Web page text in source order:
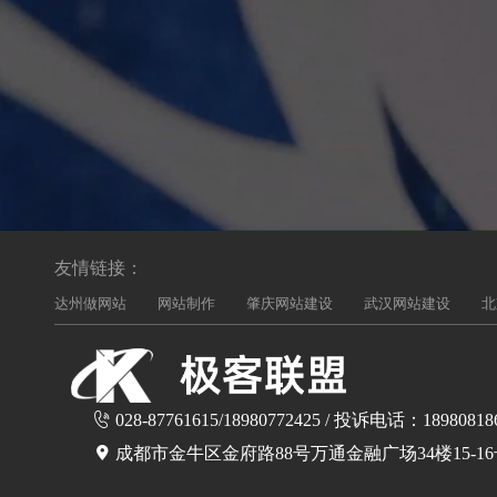
友情链接：
达州做网站 网站制作 肇庆网站建设 武汉网站建设
028-87761615/18980772425 / 投诉电话：
成都市金牛区金府路88号万通金融广场34楼15-